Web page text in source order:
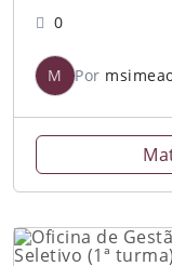
0
M Por